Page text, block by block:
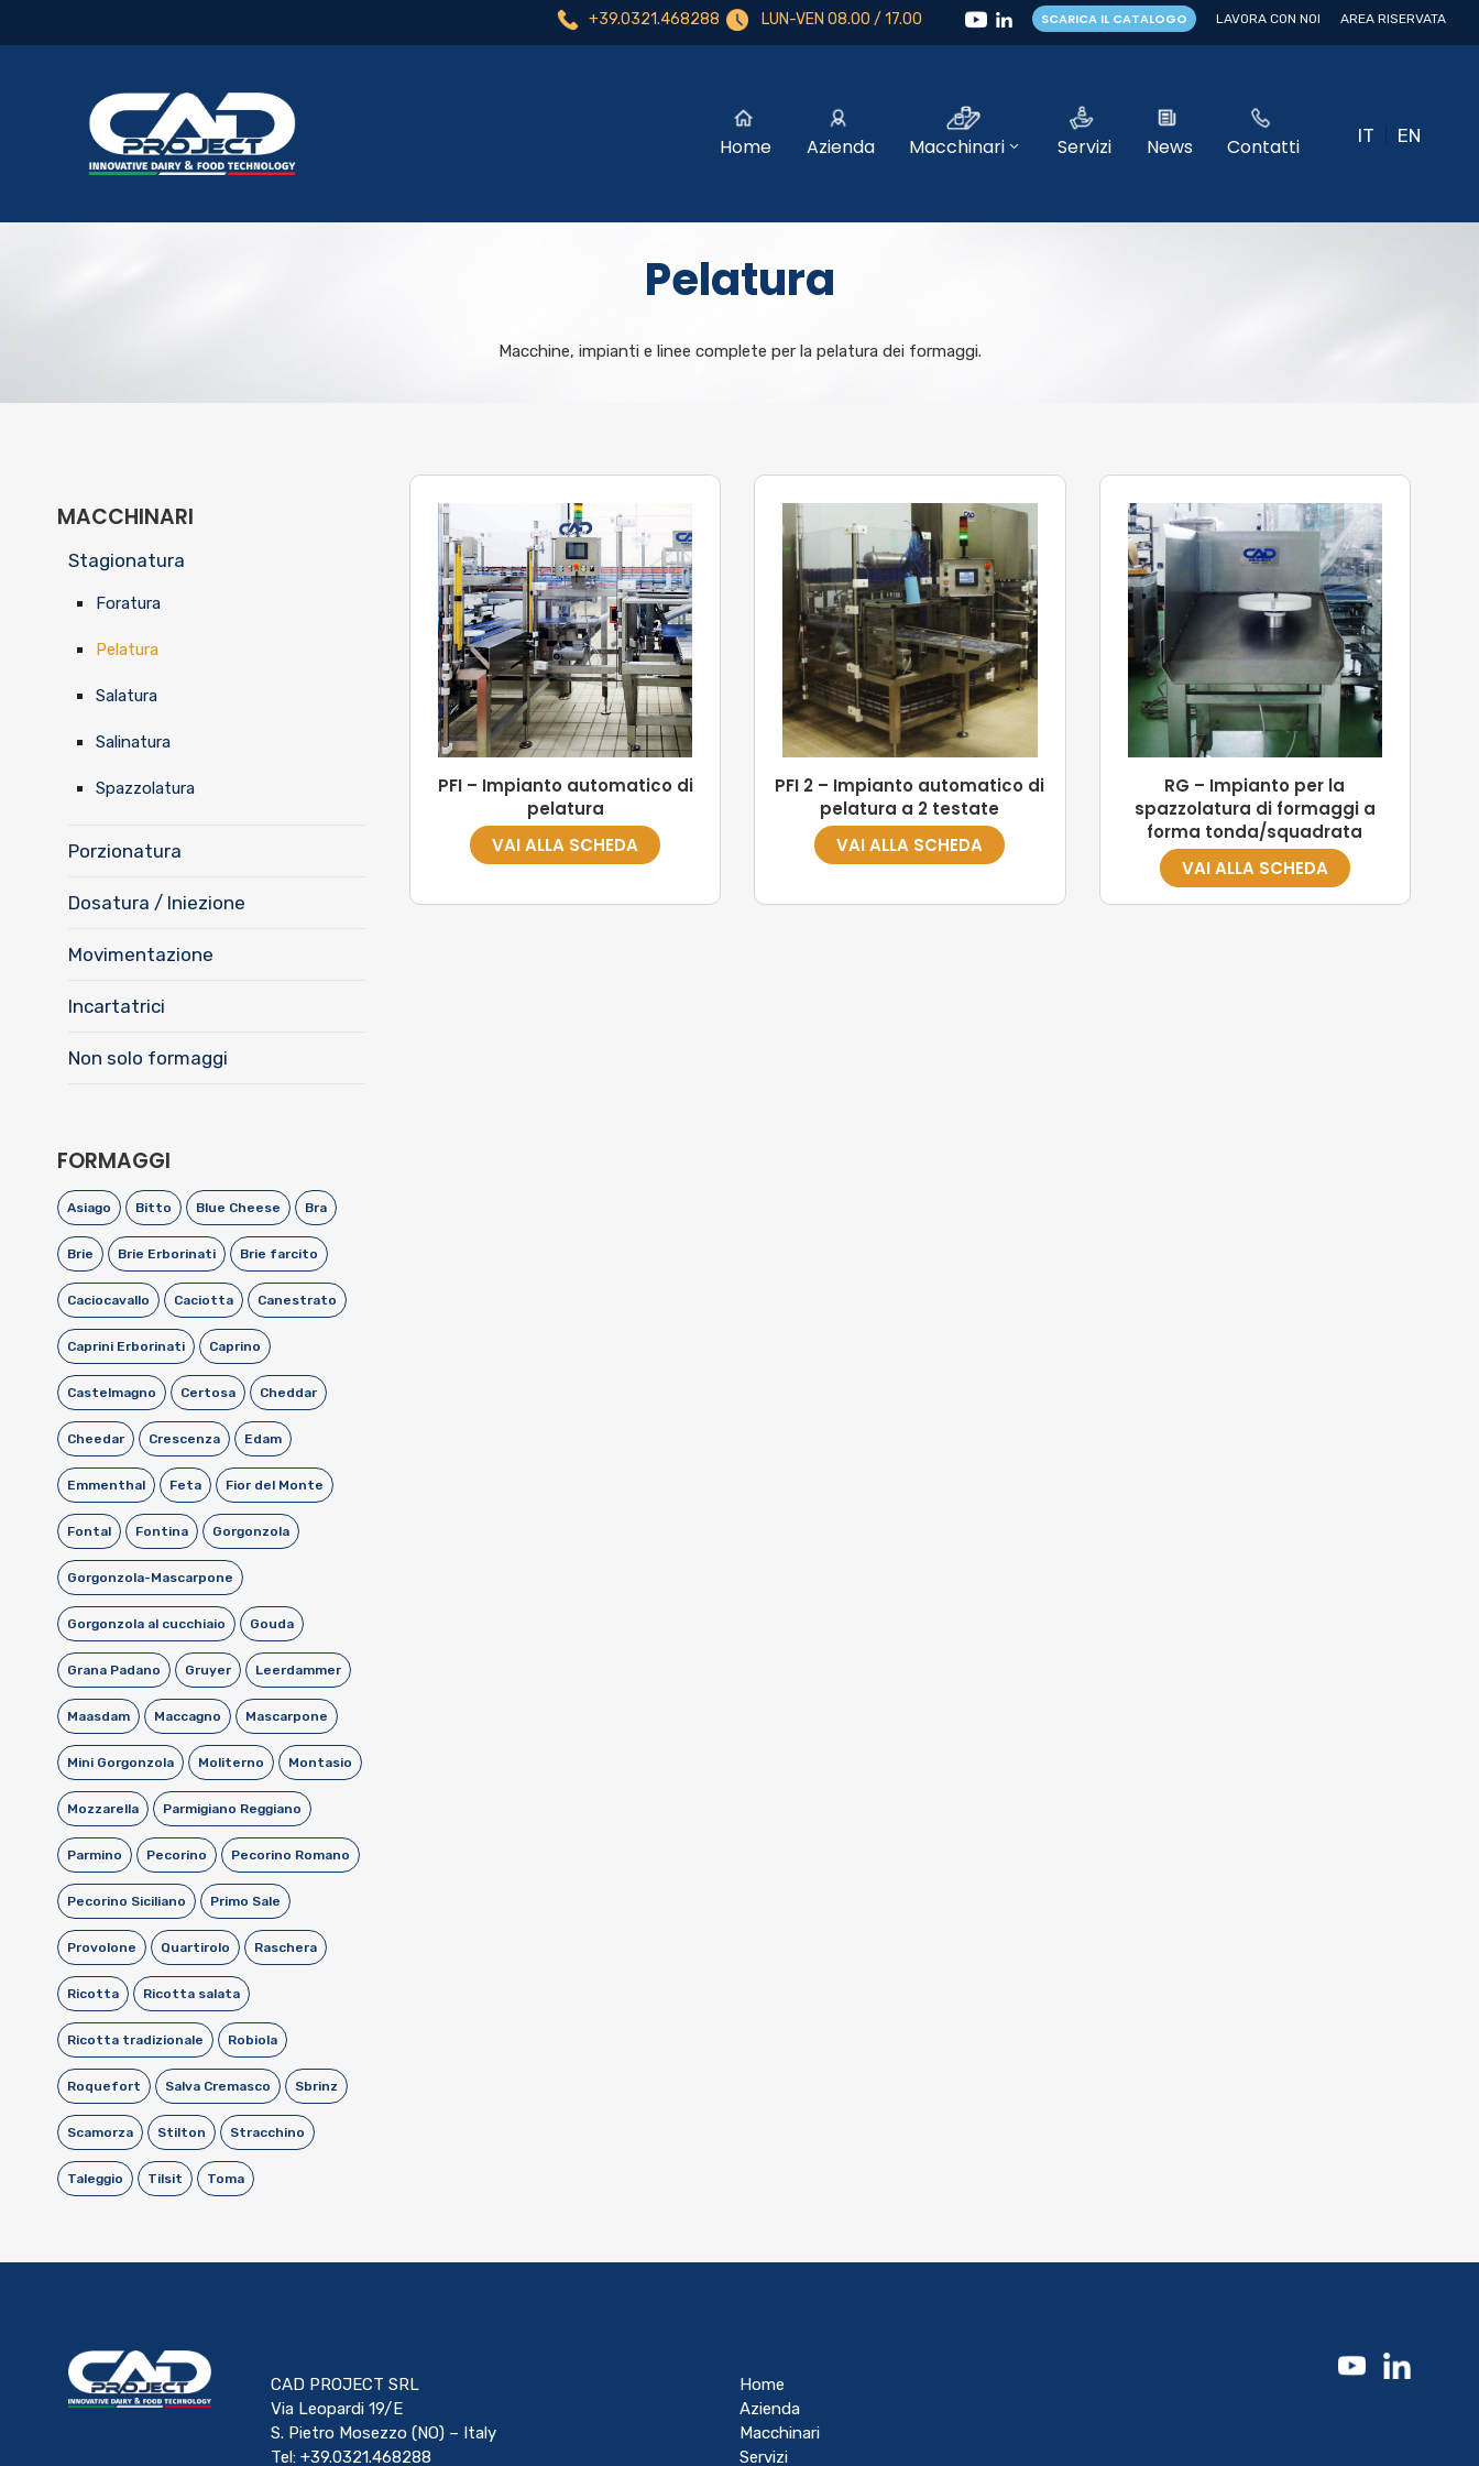
+39.0321.468288 LUN-VEN 08.00 / 17.00 SCARICA IL CATALOGO LAVORA CON NOI AREA RISERVATA
Home Azienda Macchinari Servizi News Contatti IT EN
Pelatura
Macchine, impianti e linee complete per la pelatura dei formaggi.
MACCHINARI
Stagionatura
Foratura
Pelatura
Salatura
Salinatura
Spazzolatura
Porzionatura
Dosatura / Iniezione
Movimentazione
Incartatrici
Non solo formaggi
FORMAGGI
Asiago Bitto Blue Cheese Bra
Brie Brie Erborinati Brie farcito
Caciocavallo Caciotta Canestrato
Caprini Erborinati Caprino
Castelmagno Certosa Cheddar
Cheedar Crescenza Edam
Emmenthal Feta Fior del Monte
Fontal Fontina Gorgonzola
Gorgonzola-Mascarpone
Gorgonzola al cucchiaio Gouda
Grana Padano Gruyer Leerdammer
Maasdam Maccagno Mascarpone
Mini Gorgonzola Moliterno Montasio
Mozzarella Parmigiano Reggiano
Parmino Pecorino Pecorino Romano
Pecorino Siciliano Primo Sale
Provolone Quartirolo Raschera
Ricotta Ricotta salata
Ricotta tradizionale Robiola
Roquefort Salva Cremasco Sbrinz
Scamorza Stilton Stracchino
Taleggio Tilsit Toma
PFI – Impianto automatico di
pelatura
VAI ALLA SCHEDA
PFI 2 – Impianto automatico di
pelatura a 2 testate
VAI ALLA SCHEDA
RG – Impianto per la
spazzolatura di formaggi a
forma tonda/squadrata
VAI ALLA SCHEDA
CAD PROJECT SRL
Via Leopardi 19/E
S. Pietro Mosezzo (NO) – Italy
Tel: +39.0321.468288
Home
Azienda
Macchinari
Servizi